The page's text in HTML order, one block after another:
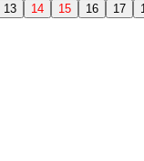
13 14 15 16 17